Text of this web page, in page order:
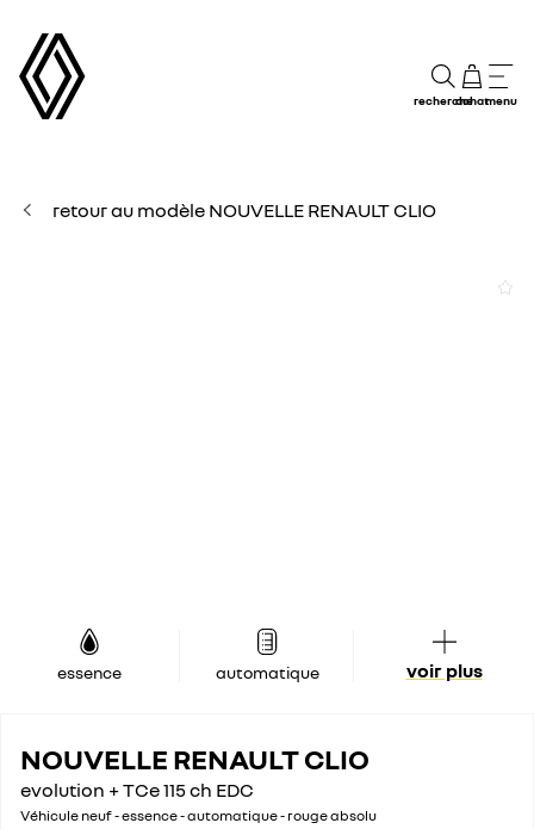
rechercheachatmenu
retour au modèle NOUVELLE RENAULT CLIO
essence automatique voir plus
NOUVELLE RENAULT CLIO
evolution + TCe 115 ch EDC
Véhicule neuf - essence - automatique - rouge absolu